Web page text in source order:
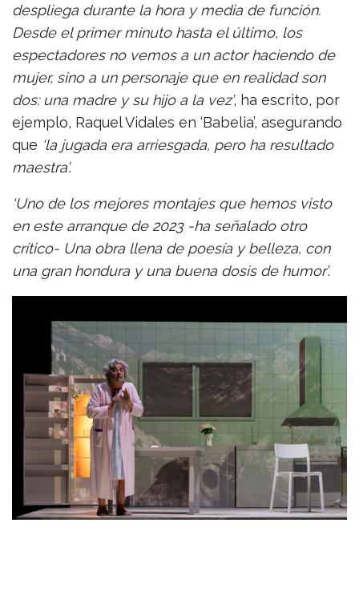
despliega durante la hora y media de función.
Desde el primer minuto hasta el último, los
espectadores no vemos a un actor haciendo de
mujer, sino a un personaje que en realidad son
dos: una madre y su hijo a la vez’, ha escrito, por
ejemplo, Raquel Vidales en ‘Babelia’, asegurando
que ‘la jugada era arriesgada, pero ha resultado
maestra’.
‘Uno de los mejores montajes que hemos visto
en este arranque de 2023 -ha señalado otro
crítico- Una obra llena de poesía y belleza, con
una gran hondura y una buena dosis de humor’.